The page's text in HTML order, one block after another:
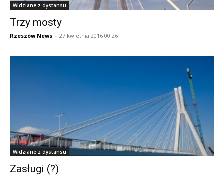
Widziane z dystansu
Trzy mosty
Rzeszów News - 27 kwietnia 2016 00:26
Widziane z dystansu
Zasługi (?)